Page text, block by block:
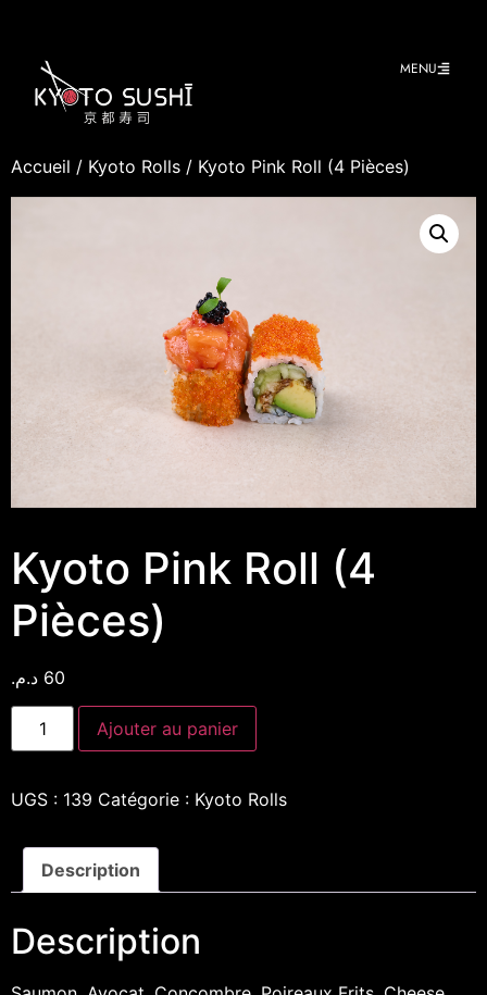
MENU
Accueil / Kyoto Rolls / Kyoto Pink Roll (4 Pièces)
Kyoto Pink Roll (4
Pièces)
60 د.م.
Ajouter au panier
UGS : 139 Catégorie : Kyoto Rolls
Description
Description